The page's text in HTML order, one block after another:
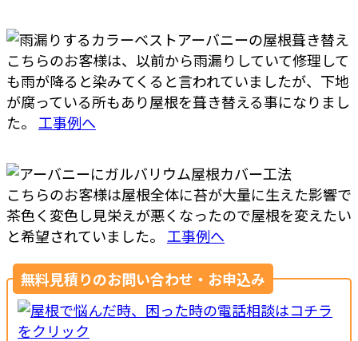
こちらのお客様は、以前から雨漏りしていて修理して
も雨が降ると染みてくると言われていましたが、下地
が腐っている所もあり屋根を葺き替える事になりまし
た。 工事例へ
こちらのお客様は屋根全体に苔が大量に生えた影響で
茶色く変色し見栄えが悪くなったので屋根を変えたい
と希望されていました。 工事例へ
無料見積りのお問い合わせ・お申込み